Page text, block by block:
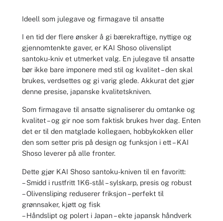
Ideell som julegave og firmagave til ansatte
I en tid der flere ønsker å gi bærekraftige, nyttige og
gjennomtenkte gaver, er KAI Shoso olivenslipt
santoku-kniv et utmerket valg. En julegave til ansatte
bør ikke bare imponere med stil og kvalitet – den skal
brukes, verdsettes og gi varig glede. Akkurat det gjør
denne presise, japanske kvalitetskniven.
Som firmagave til ansatte signaliserer du omtanke og
kvalitet – og gir noe som faktisk brukes hver dag. Enten
det er til den matglade kollegaen, hobbykokken eller
den som setter pris på design og funksjon i ett – KAI
Shoso leverer på alle fronter.
Dette gjør KAI Shoso santoku-kniven til en favoritt:
– Smidd i rustfritt 1K6-stål – sylskarp, presis og robust
– Olivensliping reduserer friksjon – perfekt til
grønnsaker, kjøtt og fisk
– Håndslipt og polert i Japan – ekte japansk håndverk